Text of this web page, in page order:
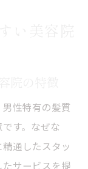
性特有の髪質
す。なぜな
通したスタッ
サービスを提